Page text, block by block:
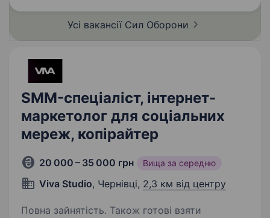
Усі вакансії Сил Оборони
SMM-спеціаліст, інтернет-
маркетолог для соціальних
мереж, копірайтер
20 000 – 35 000 грн Вища за середню
Viva Studio, Чернівці, 2,3 км від центру
Повна зайнятість. Також готові взяти